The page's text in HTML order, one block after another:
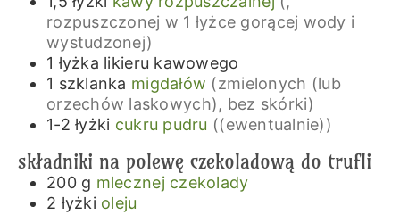
rozpuszczonej w 1 łyżce gorącej wody i
wystudzonej)
1 łyżka likieru kawowego
1 szklanka migdałów (zmielonych (lub
orzechów laskowych), bez skórki)
1-2 łyżki cukru pudru ((ewentualnie))
składniki na polewę czekoladową do trufli
200 g mlecznej czekolady
2 łyżki oleju